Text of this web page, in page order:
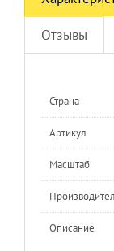
Отзывы
Страна
Артикул
Масштаб
Описание